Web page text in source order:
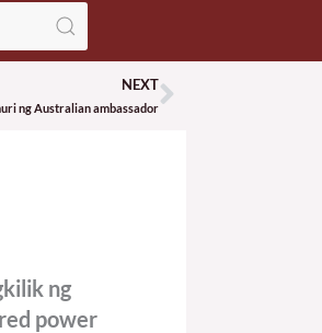
NEXT
ng Australian ambassadorNext
ng
power